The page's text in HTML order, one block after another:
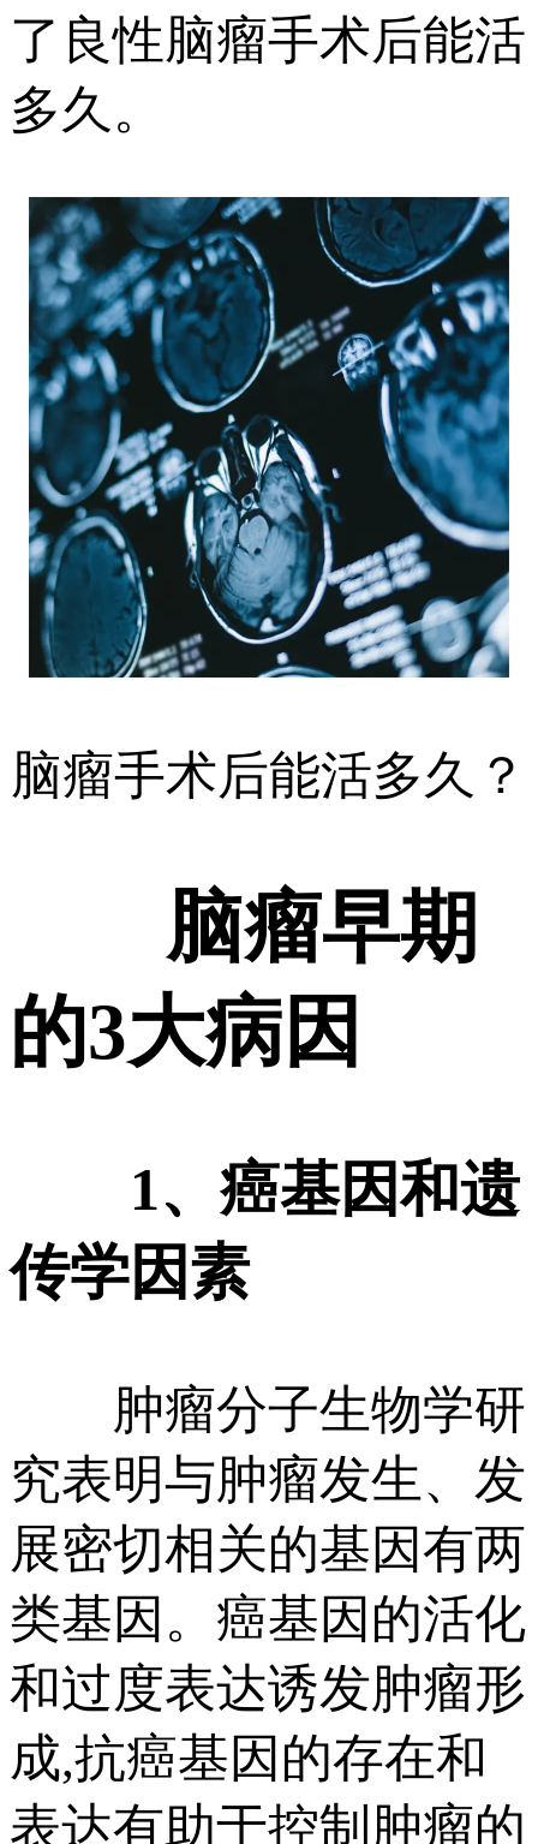
了良性脑瘤手术后能活
多久。
脑瘤手术后能活多久？
脑瘤早期
的3大病因
1、癌基因和遗
传学因素
肿瘤分子生物学研
究表明与肿瘤发生、发
展密切相关的基因有两
类基因。癌基因的活化
和过度表达诱发肿瘤形
成,抗癌基因的存在和
表达有助于控制肿瘤的